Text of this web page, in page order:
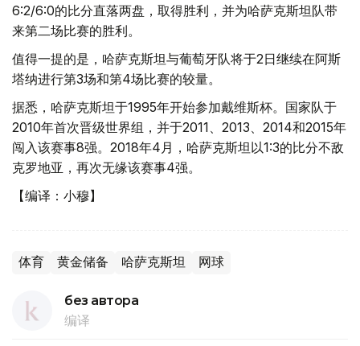
6:2/6:0的比分直落两盘，取得胜利，并为哈萨克斯坦队带
来第二场比赛的胜利。
值得一提的是，哈萨克斯坦与葡萄牙队将于2日继续在阿斯
塔纳进行第3场和第4场比赛的较量。
据悉，哈萨克斯坦于1995年开始参加戴维斯杯。国家队于
2010年首次晋级世界组，并于2011、2013、2014和2015年
闯入该赛事8强。2018年4月，哈萨克斯坦以1:3的比分不敌
克罗地亚，再次无缘该赛事4强。
【编译：小穆】
体育 黄金储备 哈萨克斯坦 网球
без автора
编译